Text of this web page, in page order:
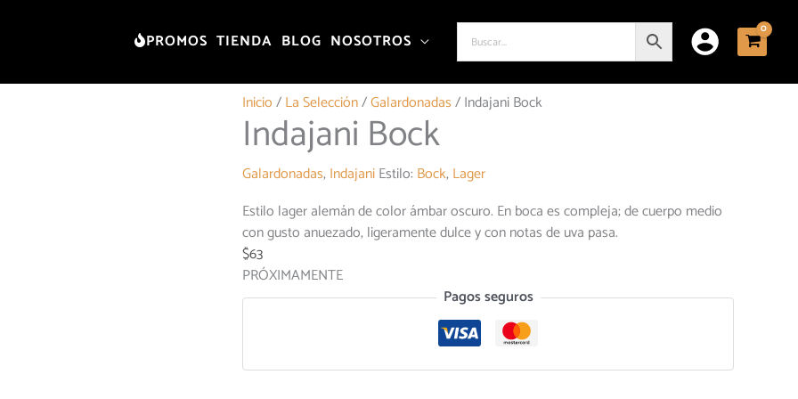
PROMOS TIENDA BLOG NOSOTROS
Inicio/La Selección/Galardonadas/ Indajani Bock
Indajani Bock
Galardonadas,IndajaniEstilo: Bock,Lager
Estilo lager alemán de color ámbar oscuro. En boca es compleja; de cuerpo medio
con gusto anuezado, ligeramente dulce y con notas de uva pasa.
$63
PRÓXIMAMENTE
Pagos seguros